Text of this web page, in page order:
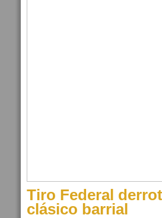
Tiro Federal
clásico barrial